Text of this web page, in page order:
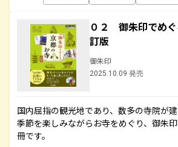
０２ 御朱印でめ
訂版
御朱印
2025.10.09 発売
国内屈指の観光地であり、数多の寺院が建
季節を楽しみながらお寺をめぐり、御朱
冊です。